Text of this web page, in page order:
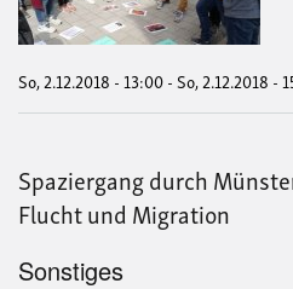
So, 2.12.2018 - 13:00-So, 2.12.2018 -
Spaziergang durch
Flucht und Migration
Sonstiges